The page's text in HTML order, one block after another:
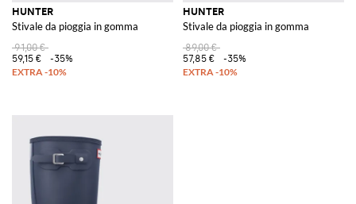
HUNTER
Stivale da pioggia in gomma
91,00 €
59,15 €
-35%
HUNTER
Stivale da pioggia in gomma
89,00 €
57,85 €
-35%